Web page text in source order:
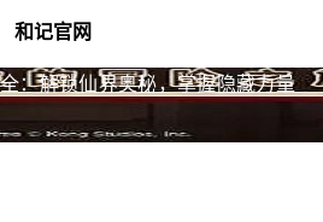
和记官网
：解锁仙界奥秘，掌握隐藏力量